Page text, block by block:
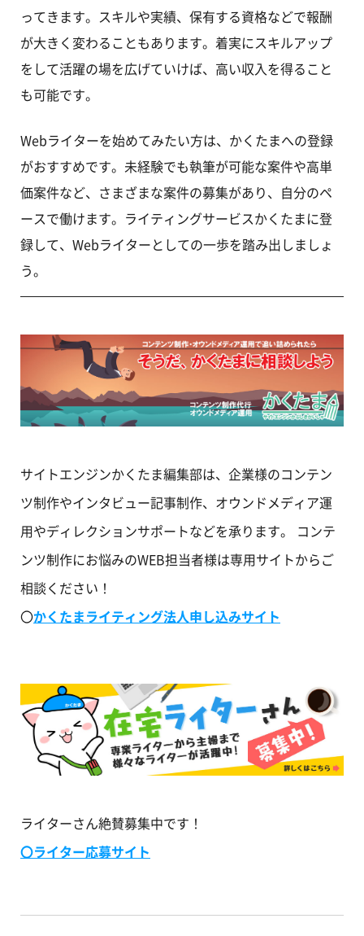
ってきます。スキルや実績、保有する資格などで報酬
が大きく変わることもあります。着実にスキルアップ
をして活躍の場を広げていけば、高い収入を得ること
も可能です。
Webライターを始めてみたい方は、かくたまへの登録
がおすすめです。未経験でも執筆が可能な案件や高単
価案件など、さまざまな案件の募集があり、自分のペ
ースで働けます。ライティングサービスかくたまに登
録して、Webライターとしての一歩を踏み出しましょ
う。
サイトエンジンかくたま編集部は、企業様のコンテン
ツ制作やインタビュー記事制作、オウンドメディア運
用やディレクションサポートなどを承ります。 コンテ
ンツ制作にお悩みのWEB担当者様は専用サイトからご
相談ください！
〇かくたまライティング法人申し込みサイト
ライターさん絶賛募集中です！
〇ライター応募サイト